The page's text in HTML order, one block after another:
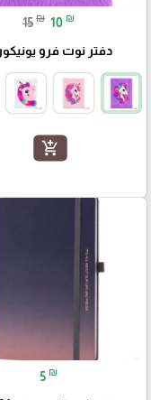
15 ₪ 10 ₪
دفتر نوت فرو
add_shopping_cart
5 ₪